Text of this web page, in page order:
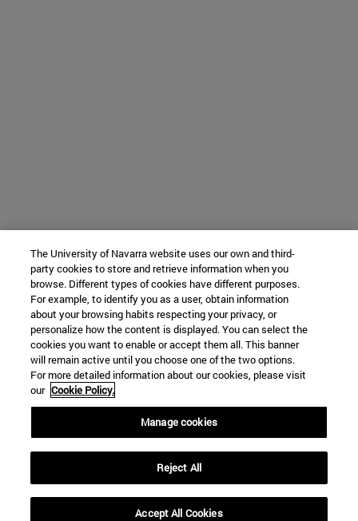
The University of Navarra website uses our own and third-
party cookies to store and retrieve information when you
browse. Different types of cookies have different purposes.
For example, to identify you as a user, obtain information
about your browsing habits respecting your privacy, or
personalize how the content is displayed. You can select the
cookies you want to enable or accept them all. This banner
will remain active until you choose one of the two options.
For more detailed information about our cookies, please visit
our Cookie Policy.
Manage cookies
Reject All
Accept All Cookies